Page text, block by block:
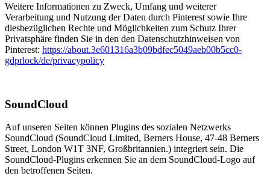
Weitere Informationen zu Zweck, Umfang und weiterer
Verarbeitung und Nutzung der Daten durch Pinterest sowie Ihre
diesbezüglichen Rechte und Möglichkeiten zum Schutz Ihrer
Privatsphäre finden Sie in den den Datenschutzhinweisen von
Pinterest: https://about.3e601316a3b09bdfec5049aeb00b5cc0-
gdprlock/de/privacypolicy
SoundCloud
Auf unseren Seiten können Plugins des sozialen Netzwerks
SoundCloud (SoundCloud Limited, Berners House, 47-48 Berners
Street, London W1T 3NF, Großbritannien.) integriert sein. Die
SoundCloud-Plugins erkennen Sie an dem SoundCloud-Logo auf
den betroffenen Seiten.